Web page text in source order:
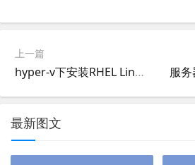
上一篇
hyper-v下安装RHEL Linux（RedHat、Centos）没有网卡问题解决，hyper-v安装linux集成服务包
最新图文